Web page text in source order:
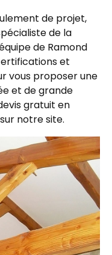
de projet,
de la
de Ramond
et
vous proposer une
et de grande
gratuit en
notre site.